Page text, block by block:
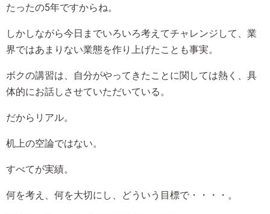
たったの5年ですからね。
しかしながら今日までいろいろ考えてチャレンジして、業
界ではあまりない業態を作り上げたことも事実。
ボクの講習は、自分がやってきたことに関しては熱く、具
体的にお話しさせていただいている。
だからリアル。
机上の空論ではない。
すべてが実績。
何を考え、何を大切にし、どういう目標で・・・・。